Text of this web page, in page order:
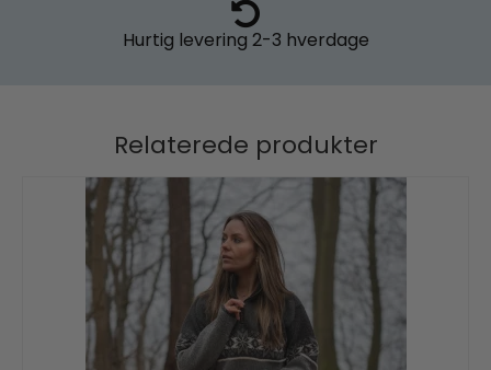
Hurtig levering 2-3 hverdage
Relaterede produkter